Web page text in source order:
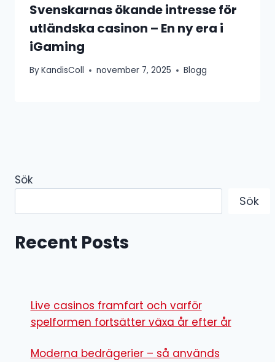
Svenskarnas ökande intresse för
utländska casinon – En ny era i
iGaming
ByKandisColl november 7, 2025 Blogg
Sök
Sök
Recent Posts
Live casinos framfart och varför
spelformen fortsätter växa år efter år
Moderna bedrägerier – så används